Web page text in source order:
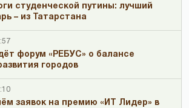
студенческой путины: лучший
– из Татарстана
форум «РЕБУС» о балансе
городов
заявок на премию «ИТ Лидер» в